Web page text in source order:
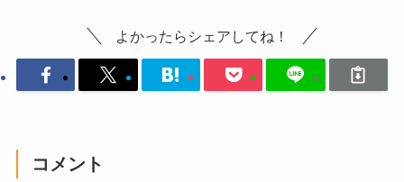
よかったらシェアしてね！
コメント